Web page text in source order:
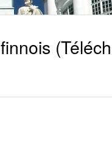
finnois